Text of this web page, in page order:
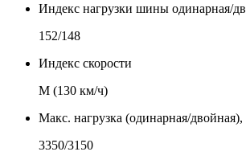
Индекс нагрузки шины одинарная/
152/148
Индекс скорости
М (130 км/ч)
Макс. нагрузка (одинарная/двойная),
3350/3150